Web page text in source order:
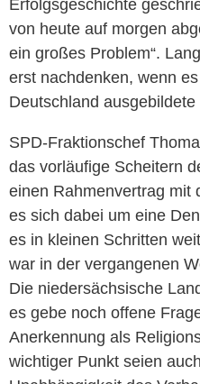
Erfolgsgeschichte
von heute auf morgen
ein großes Problem“.
erst nachdenken, wenn
Deutschland
SPD-Fraktionschef
das vorläufige Scheitern
einen Rahmenvertrag mit
es sich dabei um eine
es in kleinen Schritten
war in der vergangenen
Die niedersächsische
es gebe noch offene
Anerkennung als
wichtiger Punkt seien